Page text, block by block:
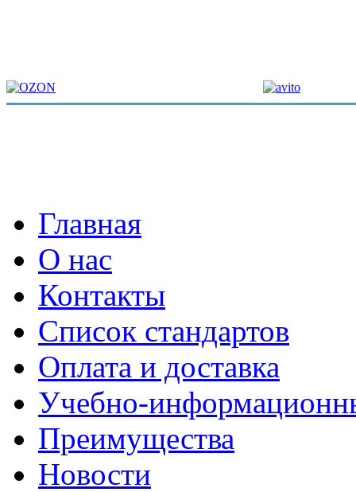
Главная
О нас
Контакты
Список стандартов
Оплата и доставка
Учебно-
Преимущества
Новости